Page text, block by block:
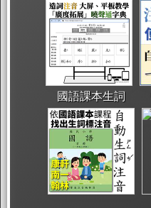
國語課本生詞